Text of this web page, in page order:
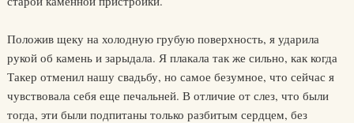
Положив щеку на холодную грубую поверхность, я ударила
рукой об камень и зарыдала. Я плакала так же сильно, как когда
Такер отменил нашу свадьбу, но самое безумное, что сейчас я
чувствовала себя еще печальней. В отличие от слез, что были
тогда, эти были подпитаны только разбитым сердцем, без